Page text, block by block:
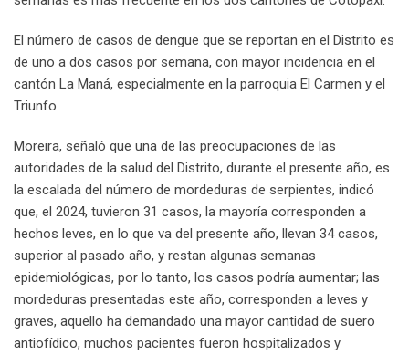
El número de casos de dengue que se reportan en el Distrito es
de uno a dos casos por semana, con mayor incidencia en el
cantón La Maná, especialmente en la parroquia El Carmen y el
Triunfo.
Moreira, señaló que una de las preocupaciones de las
autoridades de la salud del Distrito, durante el presente año, es
la escalada del número de mordeduras de serpientes, indicó
que, el 2024, tuvieron 31 casos, la mayoría corresponden a
hechos leves, en lo que va del presente año, llevan 34 casos,
superior al pasado año, y restan algunas semanas
epidemiológicas, por lo tanto, los casos podría aumentar; las
mordeduras presentadas este año, corresponden a leves y
graves, aquello ha demandado una mayor cantidad de suero
antiofídico, muchos pacientes fueron hospitalizados y